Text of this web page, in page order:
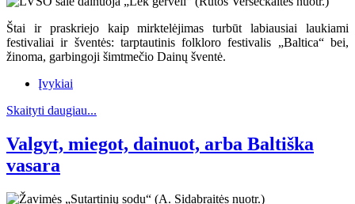
Štai ir praskriejo kaip mirktelėjimas turbūt labiausiai laukiami
festivaliai ir šventės: tarptautinis folkloro festivalis „Baltica“ bei,
žinoma, garbingoji šimtmečio Dainų šventė.
Įvykiai
Skaityti daugiau...
Valgyt, miegot, dainuot, arba Baltiška
vasara